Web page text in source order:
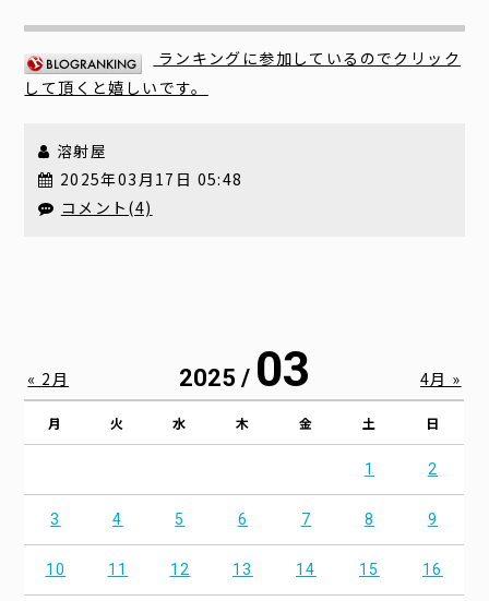
ランキングに参加しているのでクリック
して頂くと嬉しいです。
溶射屋
2025年03月17日 05:48
コメント(4)
2025 / 03
月 火 水 木 金 土 日
1 2
3 4 5 6 7 8 9
10 11 12 13 14 15 16
« 2月 4月 »